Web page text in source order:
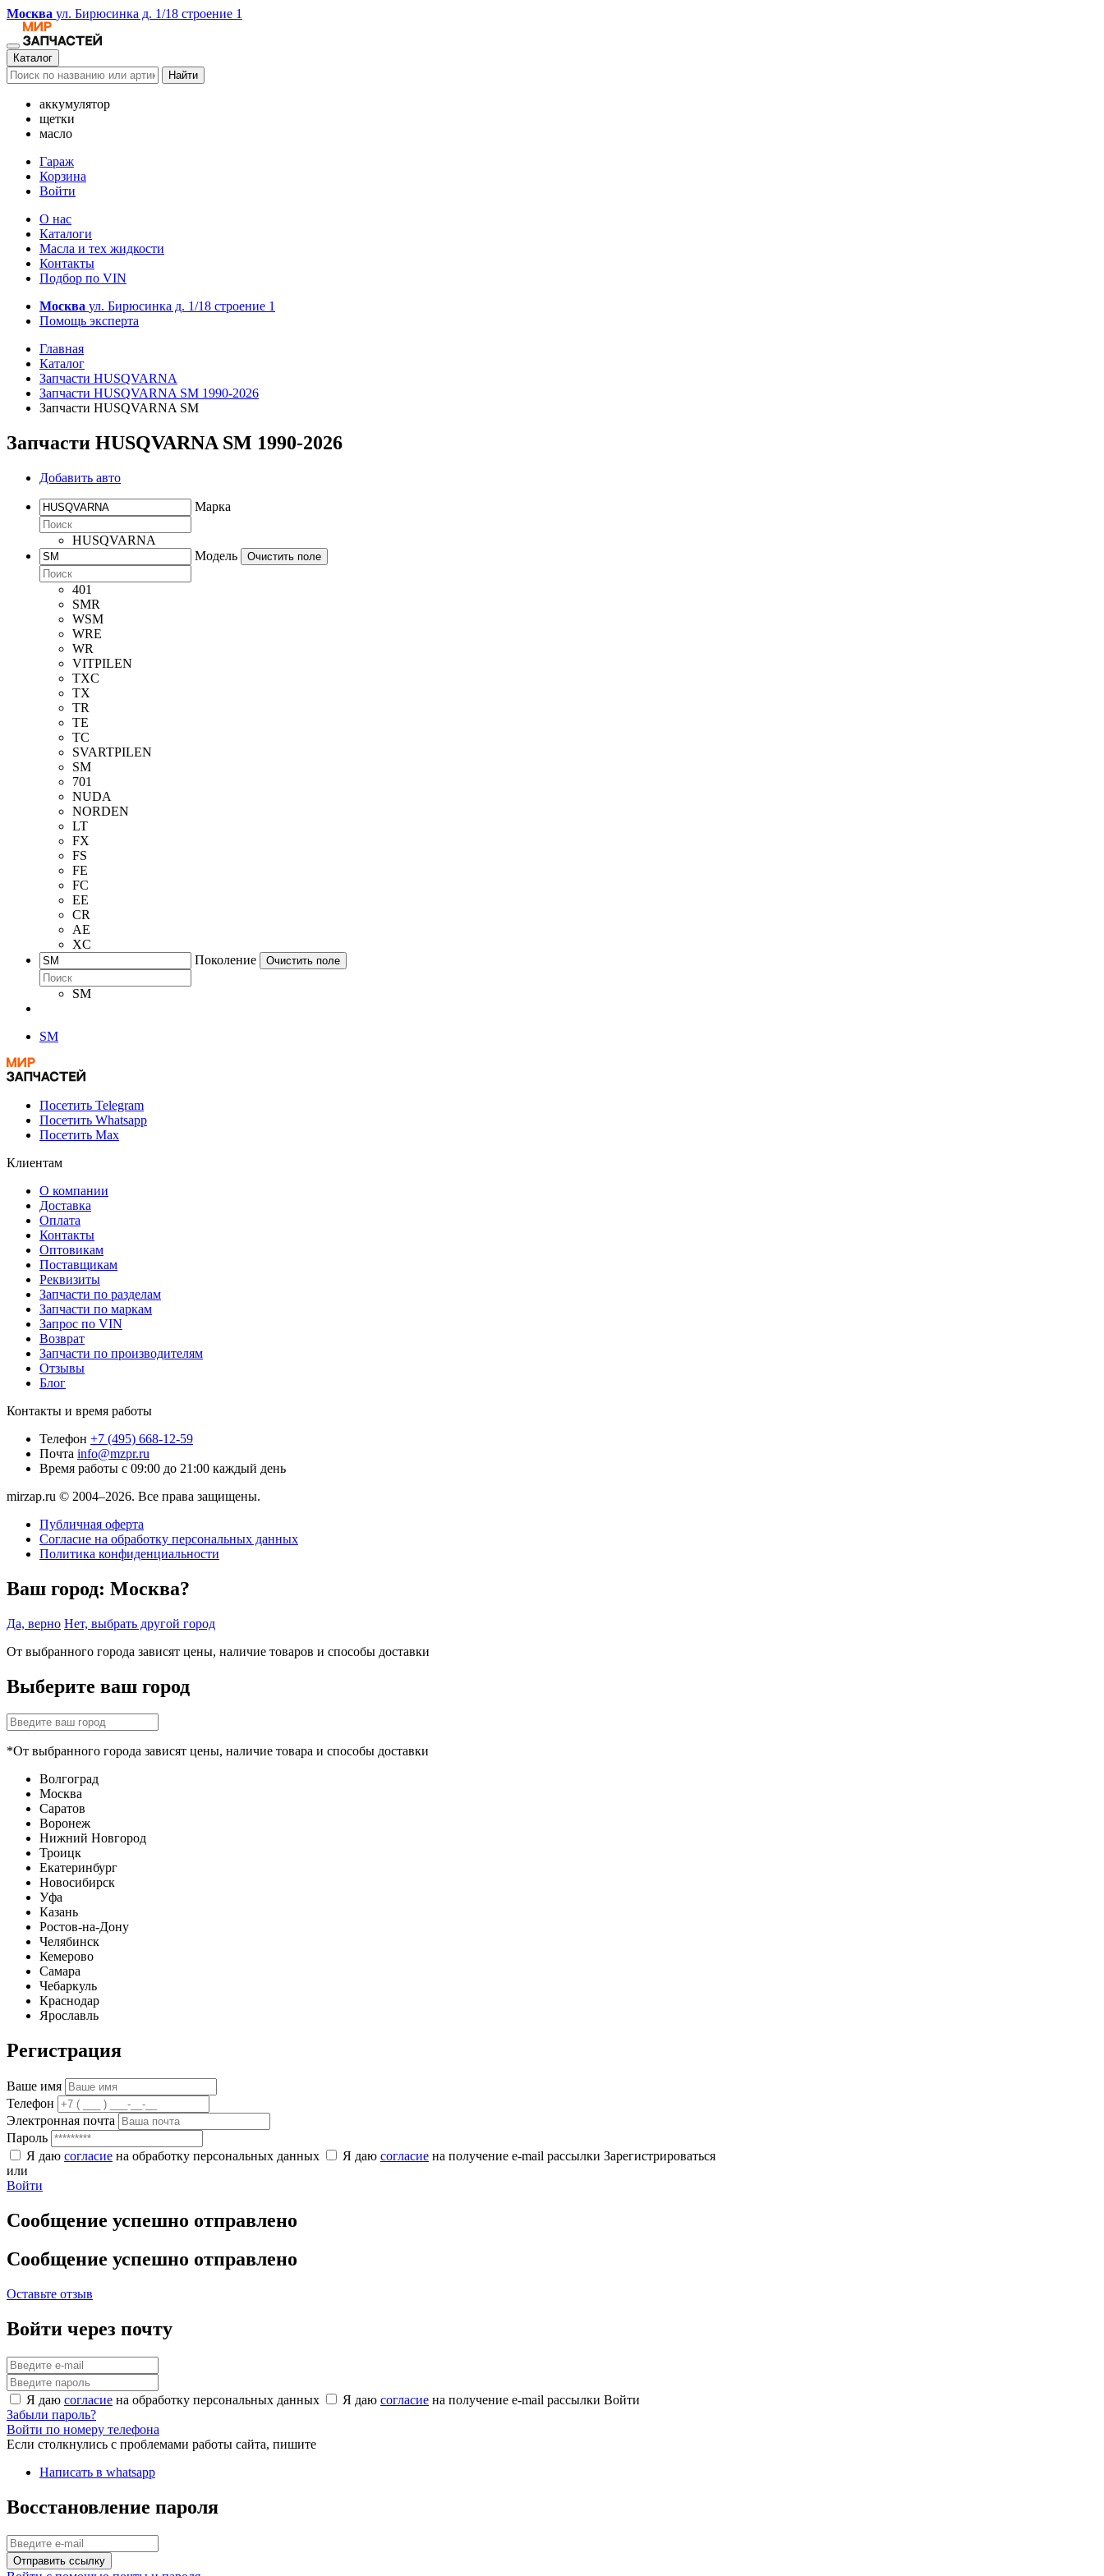
Москва ул. Бирюсинка д. 1/18 строение 1
Каталог
Найти
аккумулятор
щетки
масло
Гараж
Корзина
Войти
О нас
Каталоги
Масла и тех жидкости
Контакты
Подбор по VIN
Москва ул. Бирюсинка д. 1/18 строение 1
Помощь эксперта
Главная
Каталог
Запчасти HUSQVARNA
Запчасти HUSQVARNA SM 1990-2026
Запчасти HUSQVARNA SM
Запчасти HUSQVARNA SM 1990-2026
Добавить авто
Марка
HUSQVARNA
Модель
Очистить поле
401
SMR
WSM
WRE
WR
VITPILEN
TXC
TX
TR
TE
TC
SVARTPILEN
SM
701
NUDA
NORDEN
LT
FX
FS
FE
FC
EE
CR
AE
XC
Поколение
Очистить поле
SM
SM
Посетить Telegram
Посетить Whatsapp
Посетить Max
Клиентам
О компании
Доставка
Оплата
Контакты
Оптовикам
Поставщикам
Реквизиты
Запчасти по разделам
Запчасти по маркам
Запрос по VIN
Возврат
Запчасти по производителям
Отзывы
Блог
Контакты и время работы
Телефон +7 (495) 668-12-59
Почта info@mzpr.ru
Время работы с 09:00 до 21:00 каждый день
mirzap.ru © 2004–2026. Все права защищены.
Публичная оферта
Согласие на обработку персональных данных
Политика конфиденциальности
Ваш город: Москва?
Да, верно Нет, выбрать другой город
От выбранного города зависят цены, наличие товаров и способы доставки
Выберите ваш город
*От выбранного города зависят цены, наличие товара и способы доставки
Волгоград
Москва
Саратов
Воронеж
Нижний Новгород
Троицк
Екатеринбург
Новосибирск
Уфа
Казань
Ростов-на-Дону
Челябинск
Кемерово
Самара
Чебаркуль
Краснодар
Ярославль
Регистрация
Ваше имя
Телефон
Электронная почта
Пароль
Я даю согласие на обработку персональных данных Я даю согласие на получение e-mail рассылки Зарегистрироваться
или
Войти
Сообщение успешно отправлено
Сообщение успешно отправлено
Оставьте отзыв
Войти через почту
Я даю согласие на обработку персональных данных Я даю согласие на получение e-mail рассылки Войти
Забыли пароль?
Войти по номеру телефона
Если столкнулись с проблемами работы сайта, пишите
Написать в whatsapp
Восстановление пароля
Отправить ссылку